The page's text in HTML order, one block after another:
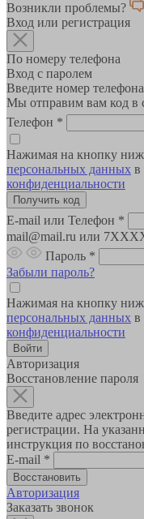
Возникли проблемы?
Вход или регистрация
По номеру телефона
Вход с паролем
Введите номер телефона
Мы отправим вам код в
Телефон *
Нажимая на кнопку
персональных данных в
конфиденциальности
E-mail или Телефон *
mail@mail.ru или
Пароль *
Забыли пароль?
Нажимая на кнопку
персональных данных в
конфиденциальности
Авторизация
Восстановление пароля
Введите адрес
регистрации. На
инструкция по
E-mail *
Авторизация
Заказать звонок